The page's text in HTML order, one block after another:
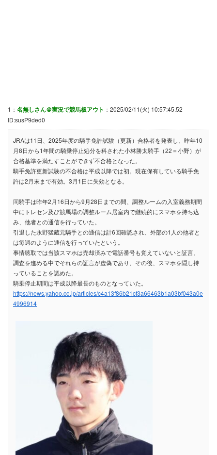
1： 名無しさん＠実況で競馬板アウト ：2025/02/11(火) 10:57:45.52
ID:susP9ded0
JRAは11日、2025年度の騎手免許試験（更新）合格者を発表し、昨年10
月8日から1年間の騎乗停止処分を科された小林勝太騎手（22＝小野）が
合格基準を満たすことができず不合格となった。
騎手免許更新試験の不合格は平成以降では初。現在保有している騎手免
許は2月末まで有効。3月1日に失効となる。
同騎手は昨年2月16日から9月28日までの間、調整ルームの入室義務期間
中にトレセン及び競馬場の調整ルーム居室内で継続的にスマホを持ち込
み、他者との通信を行っていた。
引退した永野猛蔵元騎手との通信は計6回確認され、外部の1人の他者と
は毎週のように通信を行っていたという。
事情聴取では当該スマホは売却済みで電話番号も覚えていないと証言。
調査を進める中でそれらの証言が虚偽であり、その後、スマホを隠し持
っていることを認めた。
騎乗停止期間は平成以降最長のものとなっていた。
https://news.yahoo.co.jp/articles/c4a13f86b21cf3a66463b1a03bf043a0e
4996914